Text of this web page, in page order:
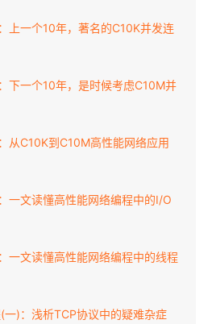
上一个10年，著名的C10K并发连
下一个10年，是时候考虑C10M并
从C10K到C10M高性能网络应用
一文读懂高性能网络编程中的I/O
一文读懂高性能网络编程中的线程
一)：浅析TCP协议中的疑难杂症